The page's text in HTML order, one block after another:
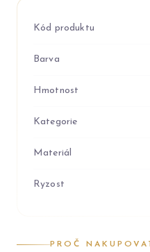
Kód produktu
Barva
Hmotnost
Kategorie
Materiál
Ryzost
PROČ